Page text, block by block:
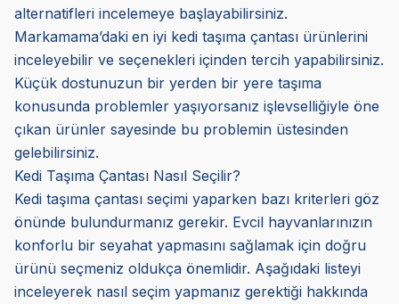
alternatifleri incelemeye başlayabilirsiniz.
Markamama’daki en iyi kedi taşıma çantası ürünlerini
inceleyebilir ve seçenekleri içinden tercih yapabilirsiniz.
Küçük dostunuzun bir yerden bir yere taşıma
konusunda problemler yaşıyorsanız işlevselliğiyle öne
çıkan ürünler sayesinde bu problemin üstesinden
gelebilirsiniz.
Kedi Taşıma Çantası Nasıl Seçilir?
Kedi taşıma çantası seçimi yaparken bazı kriterleri göz
önünde bulundurmanız gerekir. Evcil hayvanlarınızın
konforlu bir seyahat yapmasını sağlamak için doğru
ürünü seçmeniz oldukça önemlidir. Aşağıdaki listeyi
inceleyerek nasıl seçim yapmanız gerektiği hakkında